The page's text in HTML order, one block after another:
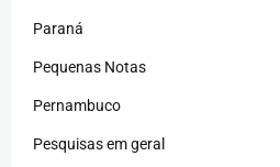
Paraná
Pequenas Notas
Pernambuco
Pesquisas em geral